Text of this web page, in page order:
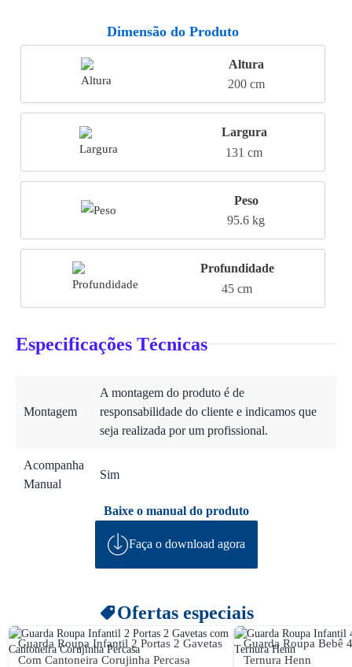
Dimensão do Produto
Altura
200 cm
Largura
131 cm
Peso
95.6 kg
Profundidade
45 cm
Especificações Técnicas
Montagem
A montagem do produto é de
responsabilidade do cliente e indicamos que
seja realizada por um profissional.
Acompanha
Manual
Sim
Baixe o manual do produto
Faça o download agora
Ofertas especiais
Guarda Roupa Infantil 2 Portas 2 Gavetas
Com Cantoneira Corujinha Percasa
Guarda Roupa Bebê
Ternura Henn